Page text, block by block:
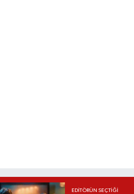
EDITÖRÜN SEÇTIĞI